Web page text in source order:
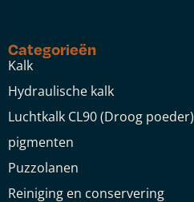
Categorieën
Kalk
Hydraulische kalk
Luchtkalk CL90 (Droog poeder)
pigmenten
Puzzolanen
Reiniging en conservering